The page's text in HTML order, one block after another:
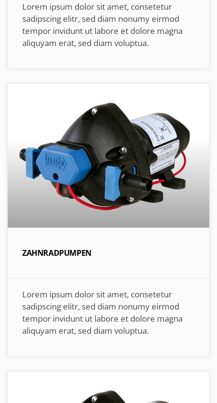
Lorem ipsum dolor sit amet, consetetur
sadipscing elitr, sed diam nonumy eirmod
tempor invidunt ut labore et dolore magna
aliquyam erat, sed diam voluptua.
ZAHNRADPUMPEN
Lorem ipsum dolor sit amet, consetetur
sadipscing elitr, sed diam nonumy eirmod
tempor invidunt ut labore et dolore magna
aliquyam erat, sed diam voluptua.